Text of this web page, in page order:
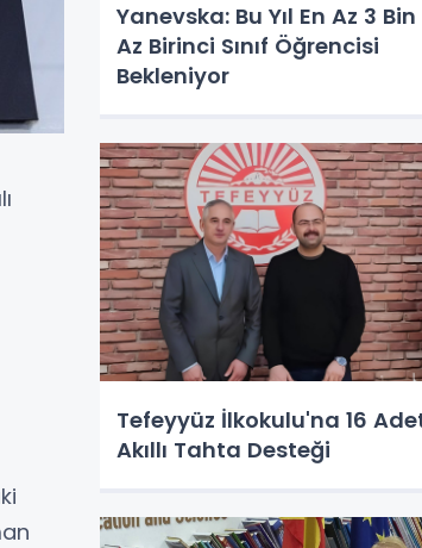
Yanevska: Bu Yıl En Az 3
Az Birinci Sınıf Öğrencisi
Bekleniyor
Tefeyyüz İlkokulu'na 16
Akıllı Tahta Desteği